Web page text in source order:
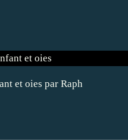
et oies par Raph